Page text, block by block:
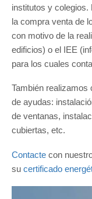
institutos y
la compra venta de
con motivo de la
edificios) o el IEE
para los cuales
También realizamos
de ayudas:
de ventanas,
cubiertas, etc.
Contacte con
su certificado